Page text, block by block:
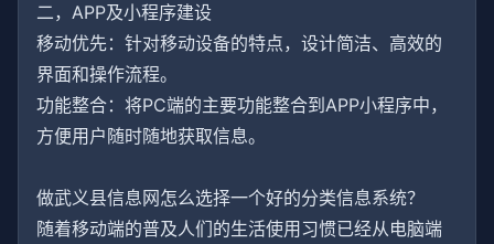
二，APP及小程序建设
移动优先：针对移动设备的特点，设计简洁、高效的
界面和操作流程。
功能整合：将PC端的主要功能整合到APP小程序中，
方便用户随时随地获取信息。
做武义县信息网怎么选择一个好的分类信息系统？
随着移动端的普及人们的生活使用习惯已经从电脑端